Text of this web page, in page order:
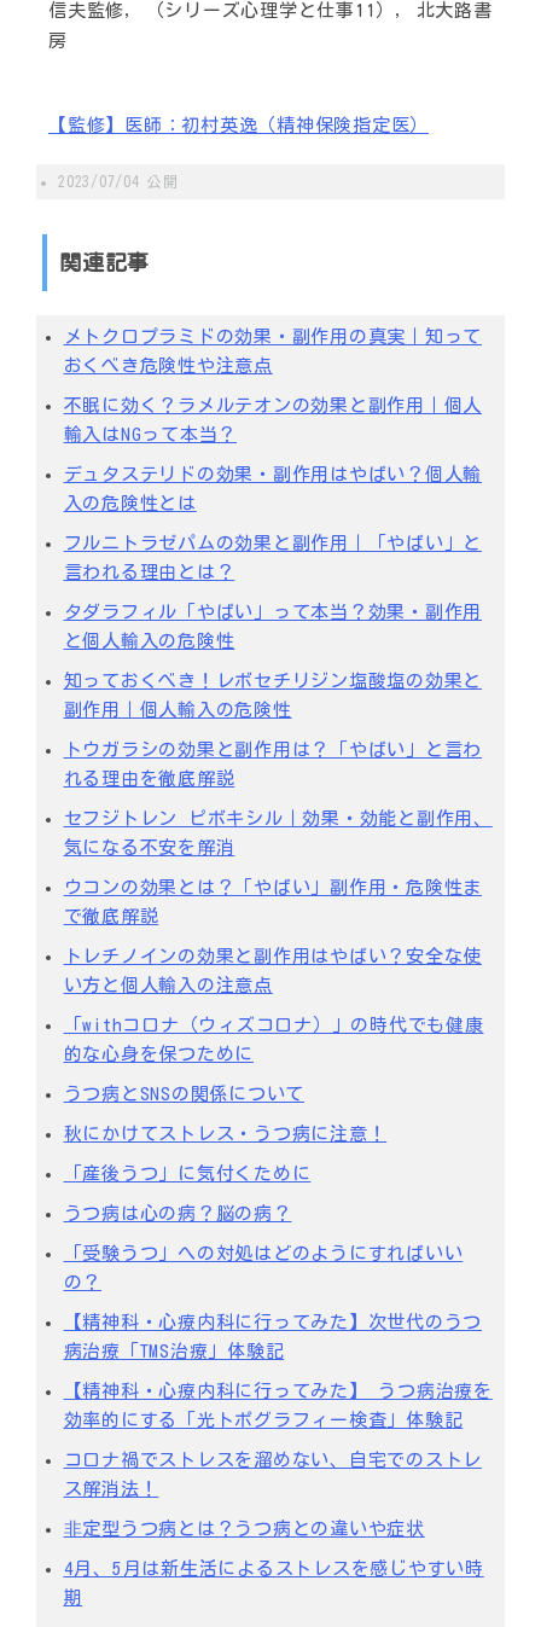
信夫監修, （シリーズ心理学と仕事11）, 北大路書
房
【監修】医師：初村英逸（精神保険指定医）
2023/07/04 公開
関連記事
メトクロプラミドの効果・副作用の真実｜知って
おくべき危険性や注意点
不眠に効く？ラメルテオンの効果と副作用｜個人
輸入はNGって本当？
デュタステリドの効果・副作用はやばい？個人輸
入の危険性とは
フルニトラゼパムの効果と副作用｜「やばい」と
言われる理由とは？
タダラフィル「やばい」って本当？効果・副作用
と個人輸入の危険性
知っておくべき！レボセチリジン塩酸塩の効果と
副作用｜個人輸入の危険性
トウガラシの効果と副作用は？「やばい」と言わ
れる理由を徹底解説
セフジトレン ピボキシル｜効果・効能と副作用、
気になる不安を解消
ウコンの効果とは？「やばい」副作用・危険性ま
で徹底解説
トレチノインの効果と副作用はやばい？安全な使
い方と個人輸入の注意点
「withコロナ（ウィズコロナ）」の時代でも健康
的な心身を保つために
うつ病とSNSの関係について
秋にかけてストレス・うつ病に注意！
「産後うつ」に気付くために
うつ病は心の病？脳の病？
「受験うつ」への対処はどのようにすればいい
の？
【精神科・心療内科に行ってみた】次世代のうつ
病治療「TMS治療」体験記
【精神科・心療内科に行ってみた】 うつ病治療を
効率的にする「光トポグラフィー検査」体験記
コロナ禍でストレスを溜めない、自宅でのストレ
ス解消法！
⾮定型うつ病とは？うつ病との違いや症状
4月、5月は新生活によるストレスを感じやすい時
期